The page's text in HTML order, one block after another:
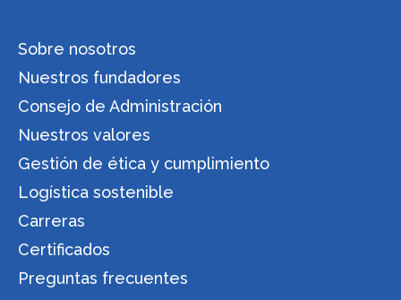
Sobre nosotros
Nuestros fundadores
Consejo de Administración
Nuestros valores
Gestión de ética y cumplimiento
Logística sostenible
Carreras
Certificados
Preguntas frecuentes